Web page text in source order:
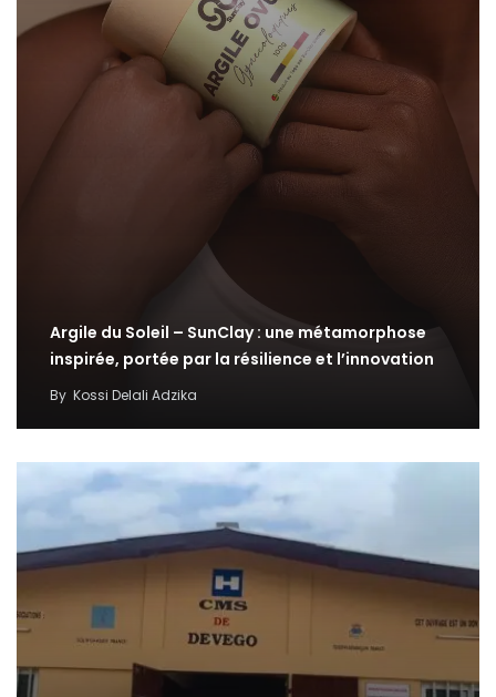
Argile du Soleil – SunClay : une métamorphose
inspirée, portée par la résilience et l’innovation
By Kossi Delali Adzika